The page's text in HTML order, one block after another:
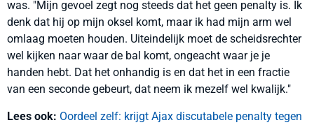
was. "Mijn gevoel zegt nog steeds dat het geen penalty is. Ik
denk dat hij op mijn oksel komt, maar ik had mijn arm wel
omlaag moeten houden. Uiteindelijk moet de scheidsrechter
wel kijken naar waar de bal komt, ongeacht waar je je
handen hebt. Dat het onhandig is en dat het in een fractie
van een seconde gebeurt, dat neem ik mezelf wel kwalijk."
Lees ook: Oordeel zelf: krijgt Ajax discutabele penalty tegen